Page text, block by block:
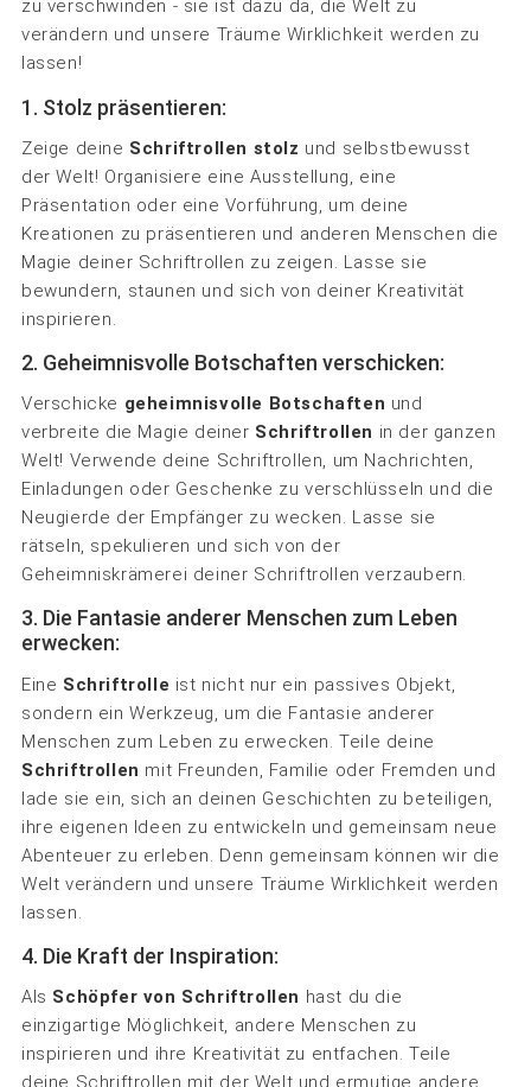
zu verschwinden - sie ist dazu da, die Welt zu
verändern und unsere Träume Wirklichkeit werden zu
lassen!
1. Stolz präsentieren:
Zeige deine Schriftrollen stolz und selbstbewusst
der Welt! Organisiere eine Ausstellung, eine
Präsentation oder eine Vorführung, um deine
Kreationen zu präsentieren und anderen Menschen die
Magie deiner Schriftrollen zu zeigen. Lasse sie
bewundern, staunen und sich von deiner Kreativität
inspirieren.
2. Geheimnisvolle Botschaften verschicken:
Verschicke geheimnisvolle Botschaften und
verbreite die Magie deiner Schriftrollen in der ganzen
Welt! Verwende deine Schriftrollen, um Nachrichten,
Einladungen oder Geschenke zu verschlüsseln und die
Neugierde der Empfänger zu wecken. Lasse sie
rätseln, spekulieren und sich von der
Geheimniskrämerei deiner Schriftrollen verzaubern.
3. Die Fantasie anderer Menschen zum Leben
erwecken:
Eine Schriftrolle ist nicht nur ein passives Objekt,
sondern ein Werkzeug, um die Fantasie anderer
Menschen zum Leben zu erwecken. Teile deine
Schriftrollen mit Freunden, Familie oder Fremden und
lade sie ein, sich an deinen Geschichten zu beteiligen,
ihre eigenen Ideen zu entwickeln und gemeinsam neue
Abenteuer zu erleben. Denn gemeinsam können wir die
Welt verändern und unsere Träume Wirklichkeit werden
lassen.
4. Die Kraft der Inspiration:
Als Schöpfer von Schriftrollen hast du die
einzigartige Möglichkeit, andere Menschen zu
inspirieren und ihre Kreativität zu entfachen. Teile
deine Schriftrollen mit der Welt und ermutige andere,